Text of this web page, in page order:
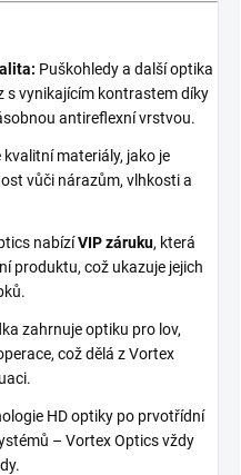
Puškohledy a další optika
s vynikajícím kontrastem díky
antireflexní vrstvou.
kvalitní materiály, jako je
vůči nárazům, vlhkosti a
nabízíVIP záruku, která
produktu, což ukazuje jejich
zahrnuje optiku pro lov,
což dělá z Vortex
HD optiky po prvotřídní
– Vortex Optics vždy